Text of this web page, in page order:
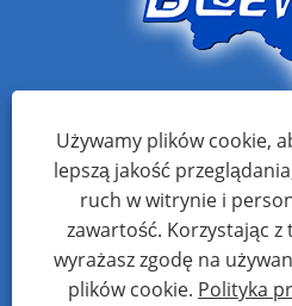
Prawa autorskie © 2021 Foshan
Wszelkie prawa zastrzeżone
Używamy plików cookie,
lepszą jakość
ruch w witrynie i
zawartość. Korzystając z
wyrażasz zgodę na
plików cookie. Polityka